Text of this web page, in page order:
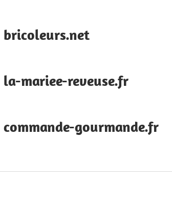
bricoleurs.net
la-mariee-reveuse.fr
commande-gourmande.fr